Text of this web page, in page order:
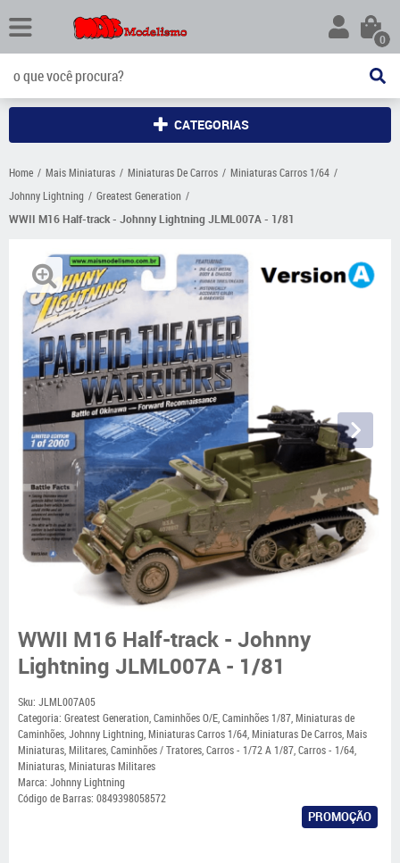
0
CATEGORIAS
Home Mais Miniaturas Miniaturas De Carros
Miniaturas Carros 1/64
Johnny Lightning
Greatest Generation
WWII M16 Half-track - Johnny Lightning JLML007A - 1/81
WWII M16 Half-track - Johnny
Lightning JLML007A - 1/81
Sku: JLML007A05
Categoria: Greatest Generation,Caminhões O/E,Caminhões 1/87,Miniaturas de
Caminhões,Johnny Lightning,Miniaturas Carros 1/64,Miniaturas De Carros,Mais
Miniaturas,Militares,Caminhões / Tratores,Carros - 1/72 A 1/87,Carros - 1/64,
Miniaturas,Miniaturas Militares
Marca: Johnny Lightning
Código de Barras: 0849398058572
PROMOÇÃO